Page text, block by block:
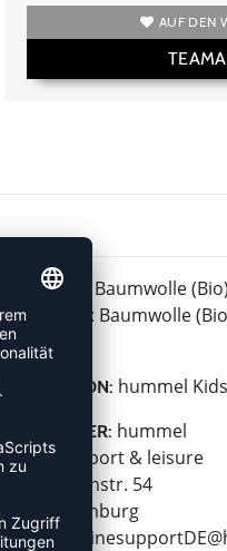
AUF DEN
MATERIAL:
Baumwolle
16%, Total: Baumwolle
16%
KOLLEKTION: hummel
HERSTELLER: hummel
hummel sport & leisure
Leverkusenstr. 54
22761 Hamburg
E-Mail: